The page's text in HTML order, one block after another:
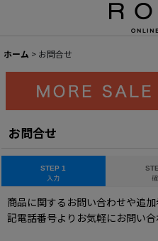
ホーム > お問合せ
お問合せ
STEP 1
入力
商品に関するお問い合わせや追
記電話番号よりお気軽にお問い合